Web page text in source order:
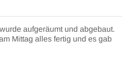
aufgeräumt und abgebaut.
Mittag alles fertig und es gab